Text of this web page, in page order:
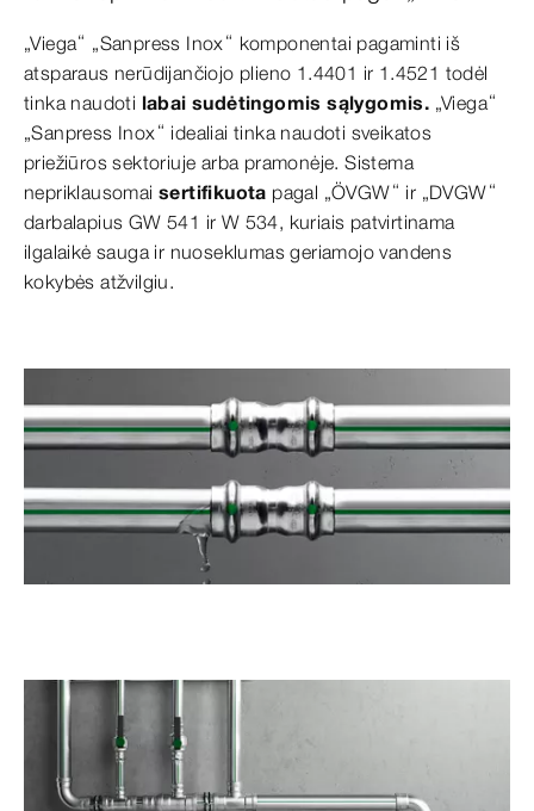
„Viega“ „Sanpress Inox“ komponentai pagaminti iš
atsparaus nerūdijančiojo plieno 1.4401 ir 1.4521 todėl
tinka naudoti labai sudėtingomis sąlygomis. „Viega“
„Sanpress Inox“ idealiai tinka naudoti sveikatos
priežiūros sektoriuje arba pramonėje. Sistema
nepriklausomaisertifikuota pagal „ÖVGW“ ir „DVGW“
darbalapius GW 541 ir W 534, kuriais patvirtinama
ilgalaikė sauga ir nuoseklumas geriamojo vandens
kokybės atžvilgiu.